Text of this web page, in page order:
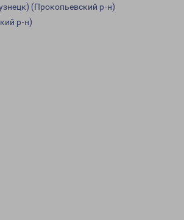
(Прокопьевский р-н)
р-н)